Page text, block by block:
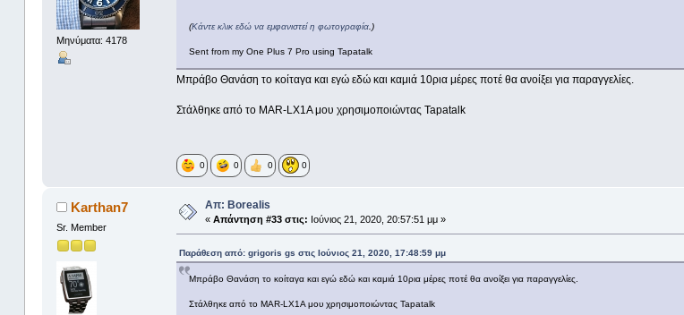
Μηνύματα: 4178
(Κάντε κλικ εδώ να εμφανιστεί η φωτογραφία.)
Sent from my One Plus 7 Pro using Tapatalk
Μπράβο Θανάση το κοίταγα και εγώ εδώ και καμιά 10ρια μέρες ποτέ θα ανοίξει για παραγγελίες.
Στάλθηκε από το MAR-LX1A μου χρησιμοποιώντας Tapatalk
0 0 0 0
Karthan7
Sr. Member
Απ: Borealis
« Απάντηση #33 στις: Ιούνιος 21, 2020, 20:57:51 μμ »
Παράθεση από: grigoris gs στις Ιούνιος 21, 2020, 17:48:59 μμ
Μπράβο Θανάση το κοίταγα και εγώ εδώ και καμιά 10ρια μέρες ποτέ θα ανοίξει για παραγγελίες.
Στάλθηκε από το MAR-LX1A μου χρησιμοποιώντας Tapatalk